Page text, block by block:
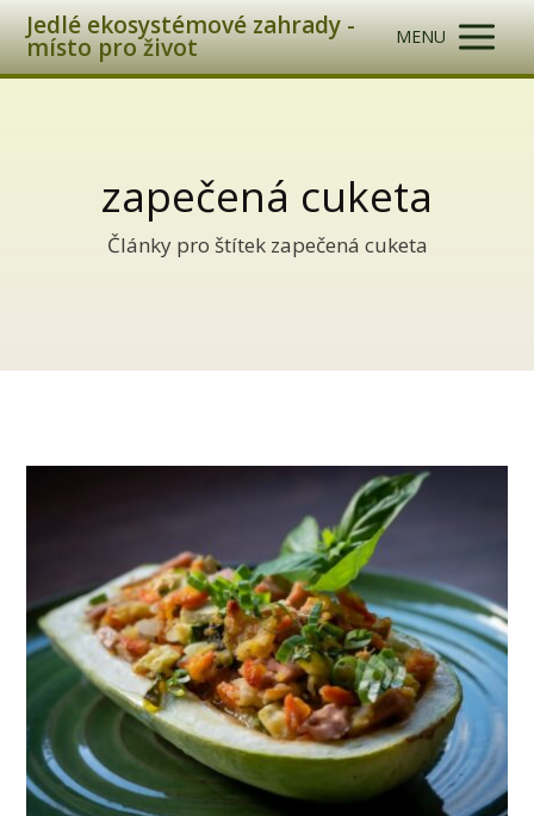
Jedlé ekosystémové zahrady -
místo pro život MENU
zapečená cuketa
Články pro štítek zapečená cuketa